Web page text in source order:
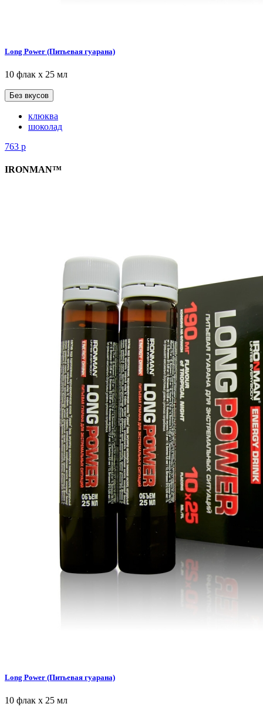
Long Power (Питьевая гуарана)
10 флак х 25 мл
Без вкусов
клюква
шоколад
763 р
IRONMAN™
Long Power (Питьевая гуарана)
10 флак х 25 мл